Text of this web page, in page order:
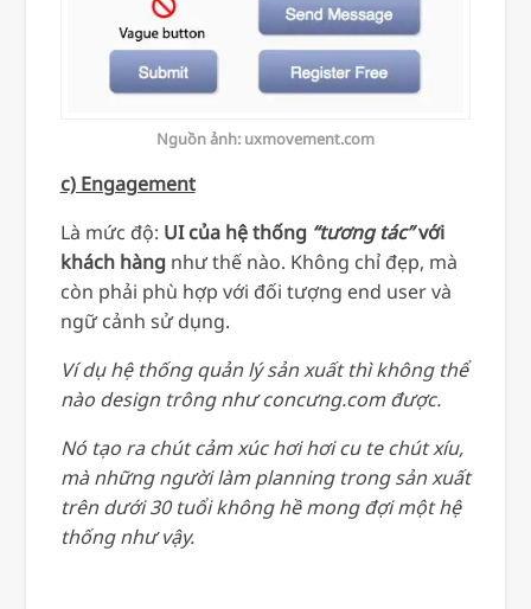
Nguồn ảnh: uxmovement.com
c) Engagement
Là mức độ: UI của hệ thống “tương tác”với
khách hàngnhư thế nào. Không chỉ đẹp, mà
còn phải phù hợp với đối tượng end user và
ngữ cảnh sử dụng.
Ví dụ hệ thống quản lý sản xuất thì không thể
nào design trông như concưng.com được.
Nó tạo ra chút cảm xúc hơi hơi cu te chút xíu,
mà những người làm planning trong sản xuất
trên dưới 30 tuổi không hề mong đợi một hệ
thống như vậy.